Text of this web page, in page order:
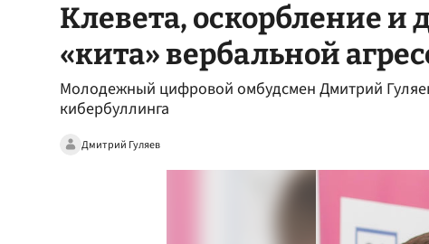
Клевета, оскорбление
«кита» вербальной
Молодежный цифровой омбудсмен Дмитрий
кибербуллинга
Дмитрий Гуляев